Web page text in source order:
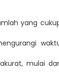
yang
mulai